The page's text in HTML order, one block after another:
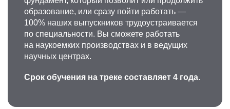
Игорь Викторович Щетинин
образование, или сразу пойти работать —
100% наших выпускников трудоустраивается
по специальности. Вы сможете работать
на наукоемких производствах и в ведущих
научных центрах.
Срок обучения на треке составляет 4 года.